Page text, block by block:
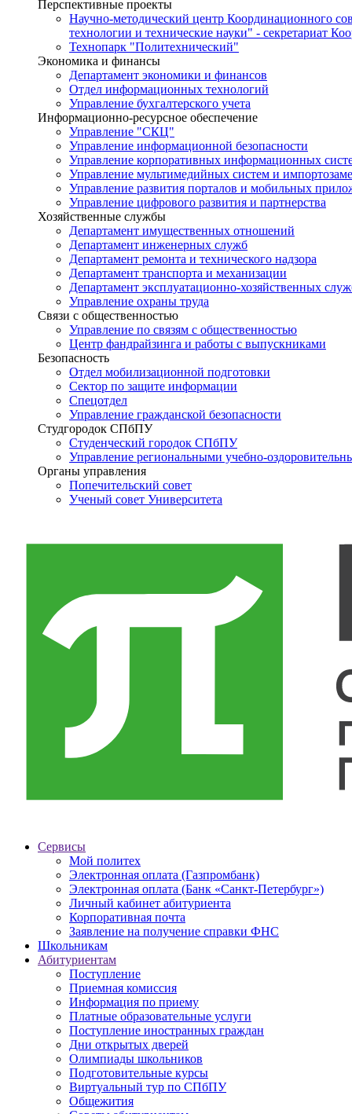
Перспективные проекты
Научно-методический центр Координационного
технологии и технические науки" - секретариат
Технопарк "Политехнический"
Экономика и финансы
Департамент экономики и финансов
Отдел информационных технологий
Управление бухгалтерского учета
Информационно-ресурсное обеспечение
Управление "СКЦ"
Управление информационной безопасности
Управление корпоративных информационных
Управление мультимедийных систем и
Управление развития порталов и мобильных
Управление цифрового развития и партнерства
Хозяйственные службы
Департамент имущественных отношений
Департамент инженерных служб
Департамент ремонта и технического надзора
Департамент транспорта и механизации
Департамент эксплуатационно-хозяйственных
Управление охраны труда
Связи с общественностью
Управление по связям с общественностью
Центр фандрайзинга и работы с выпускниками
Безопасность
Отдел мобилизационной подготовки
Сектор по защите информации
Спецотдел
Управление гражданской безопасности
Студгородок СПбПУ
Студенческий городок СПбПУ
Управление региональными учебно-
Органы управления
Попечительский совет
Ученый совет Университета
Сервисы
Мой политех
Электронная оплата (Газпромбанк)
Электронная оплата (Банк «Санкт-Петербург»)
Личный кабинет абитуриента
Корпоративная почта
Заявление на получение справки ФНС
Школьникам
Абитуриентам
Поступление
Приемная комиссия
Информация по приему
Платные образовательные услуги
Поступление иностранных граждан
Дни открытых дверей
Олимпиады школьников
Подготовительные курсы
Виртуальный тур по СПбПУ
Общежития